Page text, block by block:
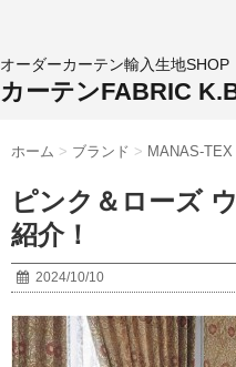
オーダーカーテン輸入生地SHOP
カーテンFABRIC
ホーム > ブランド > MANAS-TEX
ピンク＆ローズ
紹介！
2024/10/10